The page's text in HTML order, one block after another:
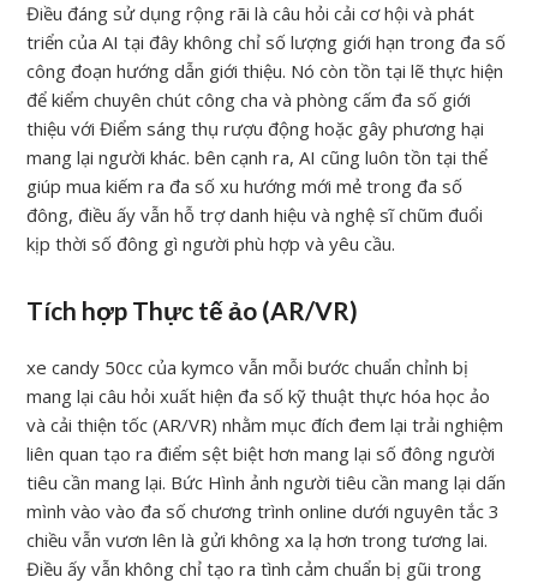
Điều đáng sử dụng rộng rãi là câu hỏi cải cơ hội và phát
triển của AI tại đây không chỉ số lượng giới hạn trong đa số
công đoạn hướng dẫn giới thiệu. Nó còn tồn tại lẽ thực hiện
để kiểm chuyên chút công cha và phòng cấm đa số giới
thiệu với Điểm sáng thụ rượu động hoặc gây phương hại
mang lại người khác. bên cạnh ra, AI cũng luôn tồn tại thể
giúp mua kiếm ra đa số xu hướng mới mẻ trong đa số
đông, điều ấy vẫn hỗ trợ danh hiệu và nghệ sĩ chũm đuổi
kịp thời số đông gì người phù hợp và yêu cầu.
Tích hợp Thực tế ảo (AR/VR)
xe candy 50cc của kymco vẫn mỗi bước chuẩn chỉnh bị
mang lại câu hỏi xuất hiện đa số kỹ thuật thực hóa học ảo
và cải thiện tốc (AR/VR) nhằm mục đích đem lại trải nghiệm
liên quan tạo ra điểm sệt biệt hơn mang lại số đông người
tiêu cần mang lại. Bức Hình ảnh người tiêu cần mang lại dấn
mình vào vào đa số chương trình online dưới nguyên tắc 3
chiều vẫn vươn lên là gửi không xa lạ hơn trong tương lai.
Điều ấy vẫn không chỉ tạo ra tình cảm chuẩn bị gũi trong